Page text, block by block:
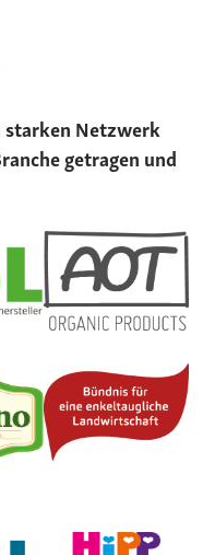
starken Netzwerk
getragen und